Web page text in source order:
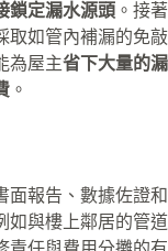
鎖定漏水源頭 。接著
取如管內補漏的免敲
為屋主省下大量的漏
。
面報告、數據佐證和
如與樓上鄰居的管道